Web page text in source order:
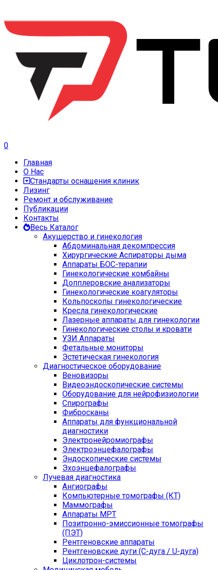
0
Главная
О Нас
Стандарты оснащения клиник
Лизинг
Ремонт и обслуживание
Публикации
Контакты
Весь Каталог
Акушерство и гинекология
Абдоминальная декомпрессия
Хирургические Аспираторы дыма
Аппараты БОС-терапии
Гинекологические комбайны
Допплеровские анализаторы
Гинекологические коагуляторы
Кольпоскопы гинекологические
Кресла гинекологические
Лазерные аппараты для гинекологии
Гинекологические столы и кровати
УЗИ Аппараты
Фетальные мониторы
Эстетическая гинекология
Диагностическое оборудование
Веновизоры
Видеоэндоскопические системы
Оборудование для нейрофизиологии
Спирографы
Фибросканы
Аппараты для функциональной
диагностики
Электронейромиографы
Электроэнцефалографы
Эндоскопические системы
Эхоэнцефалографы
Лучевая диагностика
Ангиографы
Компьютерные томографы (КТ)
Маммографы
Аппараты МРТ
Позитронно-эмиссионные томографы
(ПЭТ)
Рентгеновские аппараты
Рентгеновские дуги (С-дуга / U-дуга)
Циклотрон-системы